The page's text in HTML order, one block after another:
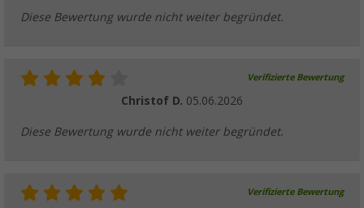
Diese Bewertung wurde nicht weiter begründet.
Verifizierte Bewertung
Christof D. 05.06.2026
Diese Bewertung wurde nicht weiter begründet.
Verifizierte Bewertung